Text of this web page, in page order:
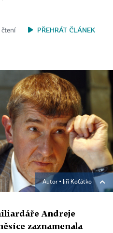
čtení PŘEHRÁT ČLÁNEK
Autor ▪ Jiří Koťátko
Andreje
zaznamenala